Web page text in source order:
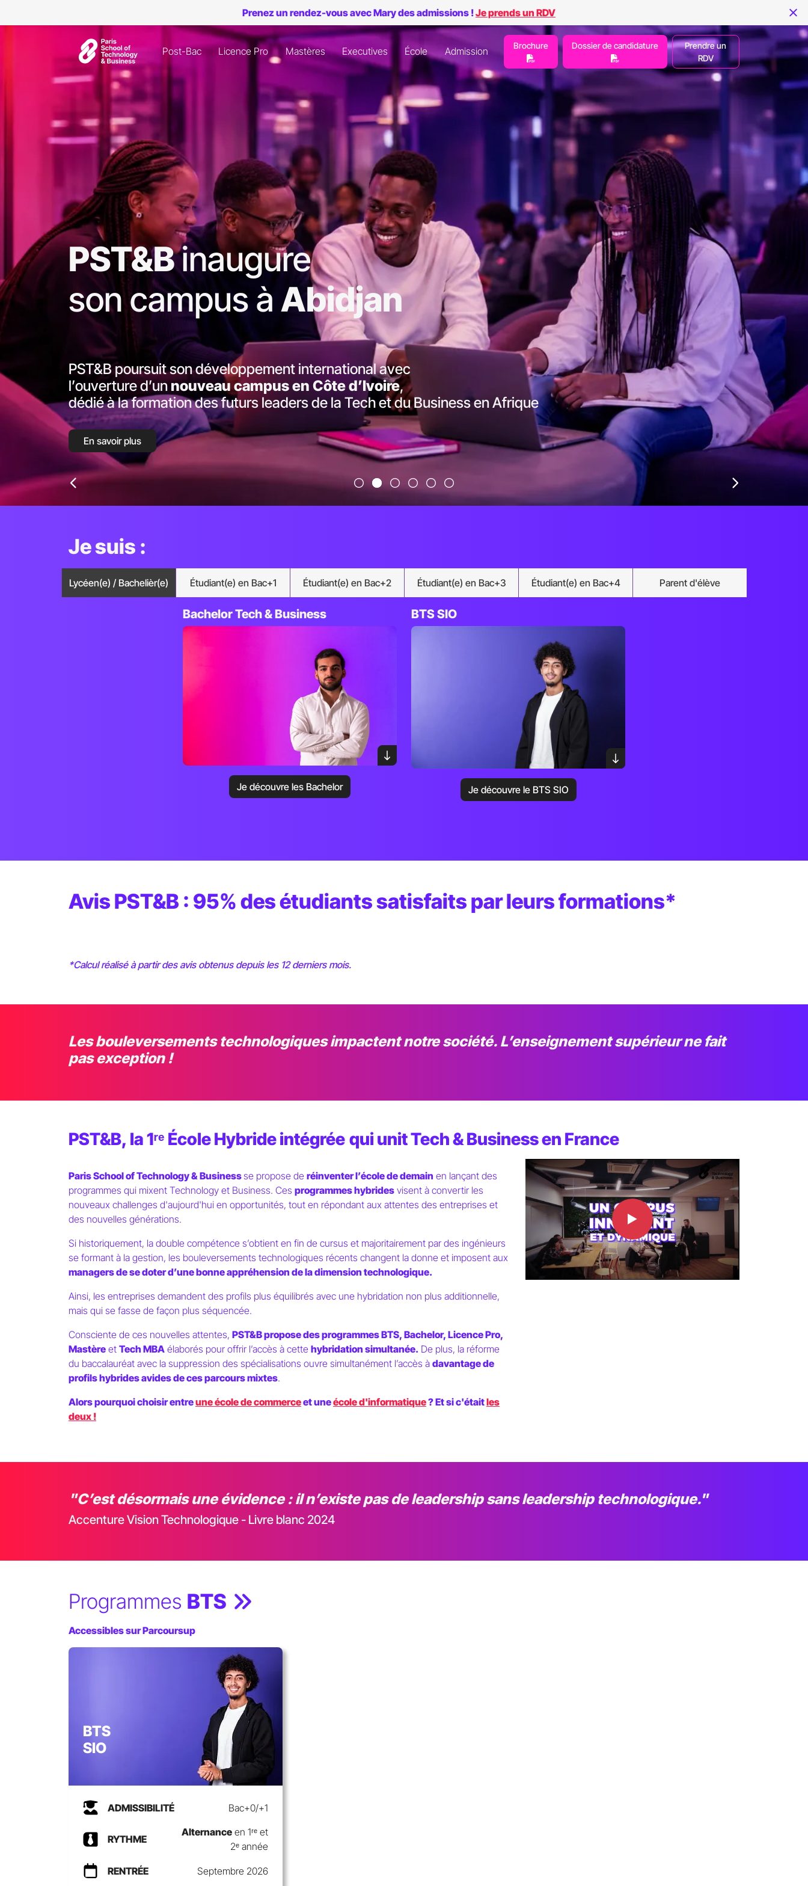
PST&Binaugure
son campus à Abidjan
PST&B poursuit son développement international avec
l’ouverture d’unnouveau campus en Côte d’Ivoire,
dédié à la formation des futurs leaders de la Tech et du Business en Afrique
En savoir plus
Je suis :
Lycéen(e) / Bachelièr(e) Étudiant(e) en Bac+1 Étudiant(e) en Bac+2 Étudiant(e) en Bac+3 Étudiant(e) en Bac+4 Parent d'élève
Bachelor Tech & Business
Je découvre les Bachelor
BTS SIO
Je découvre le BTS SIO
Avis PST&B : 95% des étudiants satisfaits par leurs formations*
*Calcul réalisé à partir des avis obtenus depuis les 12 derniers mois.
Les bouleversements technologiques impactent notre société. L’enseignement supérieur ne fait
pas exception !
PST&B, la 1ʳᵉ École Hybride intégrée qui unit Tech & Business en France
Paris School of Technology & Businessse propose de réinventer l’école de demain en lançant des
programmes qui mixent Technology et Business. Ces programmes hybrides visent à convertir les
nouveaux challenges d'aujourd'hui en opportunités, tout en répondant aux attentes des entreprises et
des nouvelles générations.
Si historiquement, la double compétence s’obtient en fin de cursus et majoritairement par des ingénieurs
se formant à la gestion, les bouleversements technologiques récents changent la donne et imposent aux
managers de se doter d’une bonne appréhension de la dimension technologique.
Ainsi, les entreprises demandent des profils plus équilibrés avec une hybridation non plus additionnelle,
mais qui se fasse de façon plus séquencée.
Consciente de ces nouvelles attentes, PST&B propose des programmes BTS, Bachelor, Licence Pro,
Mastère et Tech MBA élaborés pour offrir l’accès à cette hybridation simultanée. De plus, la réforme
du baccalauréat avec la suppression des spécialisations ouvre simultanément l’accès à davantage de
profils hybrides avides de ces parcours mixtes.
Alors pourquoi choisir entreune école de commerceet uneécole d'informatique? Et si c'étaitles
deux !
"C’est désormais une évidence : il n’existe pas de leadership sans leadership technologique."
Accenture Vision Technologique - Livre blanc 2024
Programmes BTS
Accessibles sur Parcoursup
BTS
SIO
ADMISSIBILITÉ Bac+0/+1
RYTHME
Alternance en 1ʳᵉ et
2ᵉ année
RENTRÉE Septembre 2026
Prenez un rendez-vous avec Mary des admissions !Je prends un RDV
Post-Bac Licence Pro Mastères Executives École Admission Brochure Dossier de candidature
Prendre un
RDV